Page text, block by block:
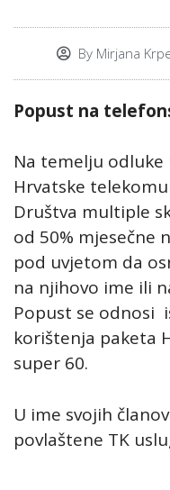
By Mirjana
Popust na
Na temelju
Hrvatske
Društva multiple
od 50% mjesečne
pod uvjetom da
na njihovo ime ili
Popust se odnosi
korištenja paketa
super 60.
U ime svojih
povlaštene TK